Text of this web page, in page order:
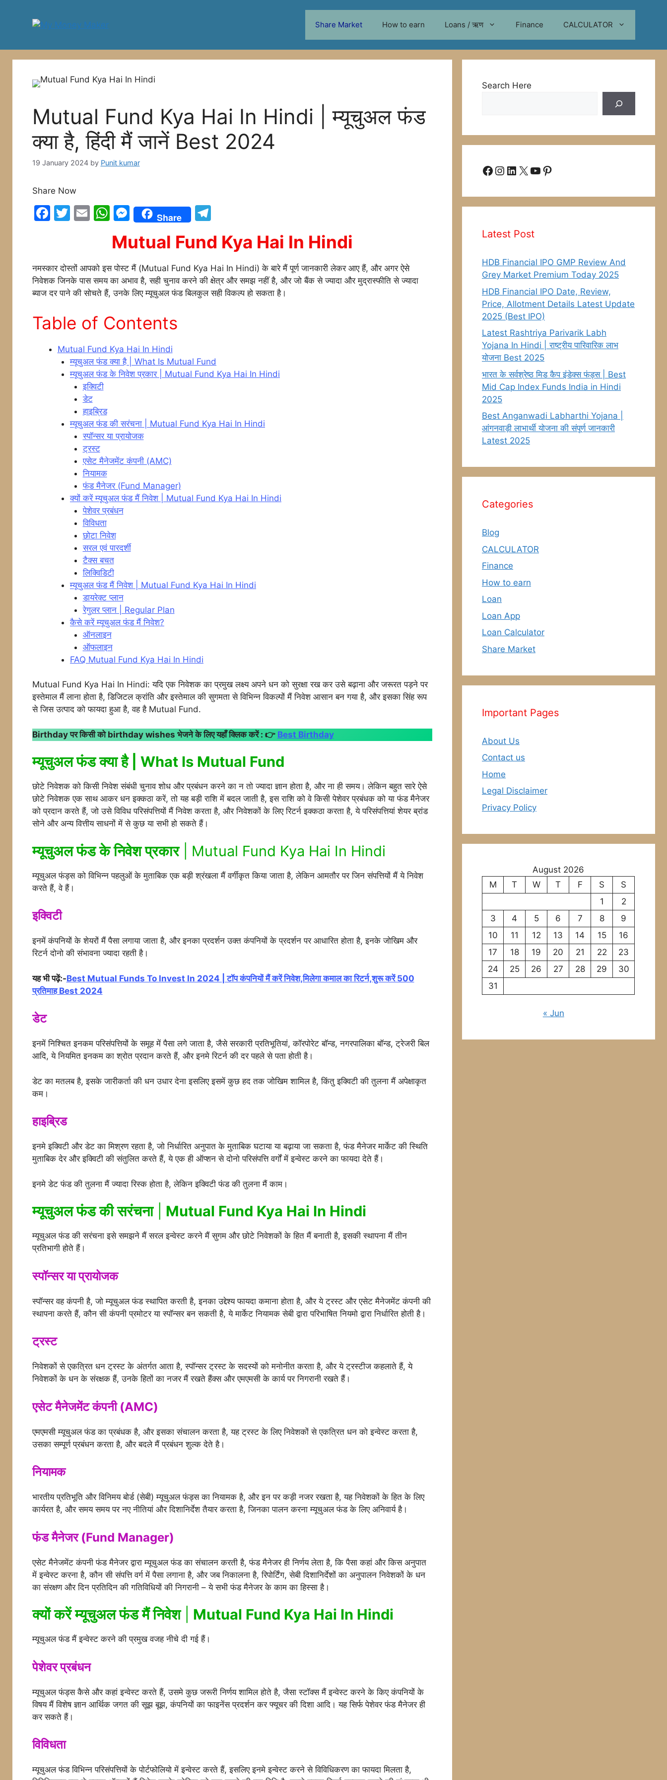
Share Market How to earn Loans / ऋण Finance CALCULATOR
Mutual Fund Kya Hai In Hindi | म्यूचुअल फंड
क्या है, हिंदी मैं जानें Best 2024
19 January 2024 by Punit kumar
Share Now
F
e
b
o
k
T
er
E
l
W
at
s
A
p
M
e
s
s
e
n
er
Share
T
e
gr
a
m
Mutual Fund Kya Hai In Hindi
नमस्कार दोस्तों आपको इस पोस्ट मैं (Mutual Fund Kya Hai In Hindi) के बारे मैं पूर्ण जानकारी लेकर आए हैं, और अगर ऐसे
निवेशक जिनके पास समय का अभाव है, सही चुनाव करने की क्षेत्र और समझ नहीं है, और जो बैंक से ज्यादा और मुद्रास्फीति से ज्यादा
ब्याज दर पाने की सोचते हैं, उनके लिए म्यूचुअल फंड बिलकुल सही विकल्प हो सकता है।
Table of Contents
Mutual Fund Kya Hai In Hindi
म्यूचुअल फंड क्या है | What Is Mutual Fund
म्यूचुअल फंड के निवेश प्रकार | Mutual Fund Kya Hai In Hindi
इक्विटी
डेट
हाइब्रिड
म्यूचुअल फंड की सरंचना | Mutual Fund Kya Hai In Hindi
स्पॉन्सर या प्रायोजक
ट्रस्ट
एसेट मैनेजमेंट कंपनी (AMC)
नियामक
फंड मैनेजर (Fund Manager)
क्यों करें म्यूचुअल फंड मैं निवेश | Mutual Fund Kya Hai In Hindi
पेशेवर प्रबंधन
विविधता
छोटा निवेश
सरल एवं पारदर्शी
टैक्स बचत
लिक्विडिटी
म्यूचुअल फंड मैं निवेश | Mutual Fund Kya Hai In Hindi
डायरेक्ट प्लान
रेगुलर प्लान | Regular Plan
कैसे करें म्यूचुअल फंड मैं निवेश?
ऑनलाइन
ऑफलाइन
FAQ Mutual Fund Kya Hai In Hindi
Mutual Fund Kya Hai In Hindi: यदि एक निवेशक का प्रमुख लक्ष्य अपने धन को सुरक्षा रख कर उसे बढ़ाना और जरूरत पड़ने पर
इस्तेमाल मैं लाना होता है, डिजिटल क्रांति और इस्तेमाल की सुगमता से विभिन्न विकल्पों मैं निवेश आसान बन गया है, और इसका सिंह रूप
से जिस उत्पाद को फायदा हुआ है, वह है Mutual Fund.
Birthday पर किसी को birthday wishes भेजने के लिए यहाँ क्लिक करें : 👉 Best Birthday
म्यूचुअल फंड क्या है | What Is Mutual Fund
छोटे निवेशक को किसी निवेश संबंधी चुनाव शोध और प्रबंधन करने का न तो ज्यादा ज्ञान होता है, और ना ही समय। लेकिन बहुत सारे ऐसे
छोटे निवेशक एक साथ आकर धन इक्कठा करें, तो यह बड़ी राशि में बदल जाती है, इस राशि को वे किसी पेशेवर प्रबंधक को या फंड मैनेजर
को प्रदान करते हैं, जो उसे विविध परिसंपत्तियों मैं निवेश करता है, और निवेशकों के लिए रिटर्न इक्कठा करता है, ये परिसंपत्तियां शेयर ब्रांड
सोने और अन्य वित्तीय साधनों में से कुछ या सभी हो सकते हैं।
म्यूचुअल फंड के निवेश प्रकार| Mutual Fund Kya Hai In Hindi
म्यूचुअल फंड्स को विभिन्न पहलुओं के मुताबिक एक बड़ी श्रंखला मैं वर्गीकृत किया जाता है, लेकिन आमतौर पर जिन संपत्तियों मैं ये निवेश
करते हैं, वे हैं।
इक्विटी
इनमें कंपनियों के शेयरों मैं पैसा लगाया जाता है, और इनका प्रदर्शन उक्त कंपनियों के प्रदर्शन पर आधारित होता है, इनके जोखिम और
रिटर्न दोनो की संभावना ज्यादा रहती है।
यह भी पढ़ें:-Best Mutual Funds To Invest In 2024 | टॉप कंपनियों मैं करें निवेश,मिलेगा कमाल का रिटर्न,शुरू करें 500
प्रतिमाह Best 2024
डेट
इनमें निश्चित इनकम परिसंपत्तियों के समूह में पैसा लगे जाता है, जैसे सरकारी प्रतिभूतियां, कॉरपोरेट बॉन्ड, नगरपालिका बॉन्ड, ट्रेजरी बिल
आदि, ये नियमित इनकम का श्रोत प्रदान करते हैं, और इनमे रिटर्न की दर पहले से पता होती है।
डेट का मतलब है, इसके जारीकर्ता की धन उधार देना इसलिए इसमें कुछ हद तक जोखिम शामिल है, किंतु इक्विटी की तुलना मैं अपेक्षाकृत
कम।
हाइब्रिड
इनमे इक्विटी और डेट का मिश्रण रहता है, जो निर्धारित अनुपात के मुताबिक घटाया या बढ़ाया जा सकता है, फंड मैनेजर मार्केट की स्थिति
मुताबिक देर और इक्विटी की संतुलित करते हैं, ये एक ही ऑप्शन से दोनो परिसंपत्ति वर्गों में इन्वेस्ट करने का फायदा देते हैं।
इनमे डेट फंड की तुलना मैं ज्यादा रिस्क होता है, लेकिन इक्विटी फंड की तुलना मैं काम।
म्यूचुअल फंड की सरंचना| Mutual Fund Kya Hai In Hindi
म्यूचुअल फंड की सरंचना इसे समझने मैं सरल इन्वेस्ट करने मैं सुगम और छोटे निवेशकों के हित मैं बनाती है, इसकी स्थापना मैं तीन
प्रतिभागी होते हैं।
स्पॉन्सर या प्रायोजक
स्पॉन्सर वह कंपनी है, जो म्यूचुअल फंड स्थापित करती है, इनका उद्देश्य फायदा कमाना होता है, और ये ट्रस्ट और एसेट मैनेजमेंट कंपनी की
स्थापना करते हैं, कौन सी कंपनी प्रमोटर या स्पॉन्सर बन सकती है, ये मार्केट नियामक सेबी द्वारा परिभाषित नियमो द्वारा निर्धारित होती है।
ट्रस्ट
निवेशकों से एकत्रित धन ट्रस्ट के अंतर्गत आता है, स्पॉन्सर ट्रस्ट के सदस्यों को मनोनीत करता है, और ये ट्रस्टीज कहलाते हैं, ये
निवेशकों के धन के संरक्षक हैं, उनके हितों का नजर मैं रखते हैंक्स और एमएमसी के कार्य पर निगरानी रखते हैं।
एसेट मैनेजमेंट कंपनी (AMC)
एमएमसी म्यूचुअल फंड का प्रबंधक है, और इसका संचालन करता है, यह ट्रस्ट के लिए निवेशकों से एकत्रित धन को इन्वेस्ट करता है,
उसका सम्पूर्ण प्रबंधन करता है, और बदले मैं प्रबंधन शुल्क देते है।
नियामक
भारतीय प्रतिभूति और विनिमय बोर्ड (सेबी) म्यूचुअल फंड्स का नियामक है, और इन पर कड़ी नजर रखता है, यह निवेशकों के हित के लिए
कार्यरत है, और समय समय पर नए नीतियां और दिशानिर्देश तैयार करता है, जिनका पालन करना म्यूचुअल फंड के लिए अनिवार्य है।
फंड मैनेजर (Fund Manager)
एसेट मैनेजमेंट कंपनी फंड मैनेजर द्वारा म्यूचुअल फंड का संचालन करती है, फंड मैनेजर ही निर्णय लेता है, कि पैसा कहां और किस अनुपात
में इन्वेस्ट करना है, कौन सी संपत्ति वर्ग में पैसा लगाना है, और जब निकालना है, रिपोर्टिंग, सेबी दिशानिर्देशों का अनुपालन निवेशकों के धन
का संरक्षण और दिन प्रतिदिन की गतिविधियों की निगरानी – ये सभी फंड मैनेजर के काम का हिस्सा है।
क्यों करें म्यूचुअल फंड मैं निवेश| Mutual Fund Kya Hai In Hindi
म्यूचुअल फंड मैं इन्वेस्ट करने की प्रमुख वजह नीचे दी गई हैं।
पेशेवर प्रबंधन
म्यूचुअल फंड्स कैसे और कहां इन्वेस्ट करते हैं, उसमे कुछ जरूरी निर्णय शामिल होते है, जैसा स्टॉक्स मैं इन्वेस्ट करने के किए कंपनियों के
विषय मैं विशेष ज्ञान आर्थिक जगत की सूझ बूझ, कंपनियों का फाइनेंस प्रदर्शन कर फ्यूचर की दिशा आदि। यह सिर्फ पेशेवर फंड मैनेजर ही
कर सकते हैं।
विविधता
म्यूचुअल फंड विभिन्न परिसंपत्तियों के पोर्टफोलियो में इन्वेस्ट करते हैं, इसलिए इनमे इन्वेस्ट करने से विविधिकरण का फायदा मिलता है,
Search Here
Facebook
Instagram
LinkedIn
X YouTube
Pinterest
Latest Post
HDB Financial IPO GMP Review And
Grey Market Premium Today 2025
HDB Financial IPO Date, Review,
Price, Allotment Details Latest Update
2025 (Best IPO)
Latest Rashtriya Parivarik Labh
Yojana In Hindi | राष्ट्रीय पारिवारिक लाभ
योजना Best 2025
भारत के सर्वश्रेष्ठ मिड कैप इंडेक्स फंड्स | Best
Mid Cap Index Funds India in Hindi
2025
Best Anganwadi Labharthi Yojana |
आंगनवाड़ी लाभार्थी योजना की संपूर्ण जानकारी
Latest 2025
Categories
Blog
CALCULATOR
Finance
How to earn
Loan
Loan App
Loan Calculator
Share Market
Important Pages
About Us
Contact us
Home
Legal Disclaimer
Privacy Policy
August 2026
M
T W T F S
S
1
2
3
4 5 6 7 8
9
10
11 12 13 14 15
16
17
18 19 20 21 22
23
24
25 26 27 28 29
30
31
« Jun